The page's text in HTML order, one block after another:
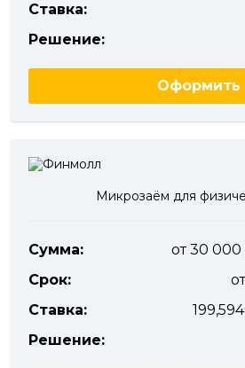
Ставка:
Решение:
Оформить
Микрозаём для
Сумма:
от 30
Срок:
Ставка:
Решение: